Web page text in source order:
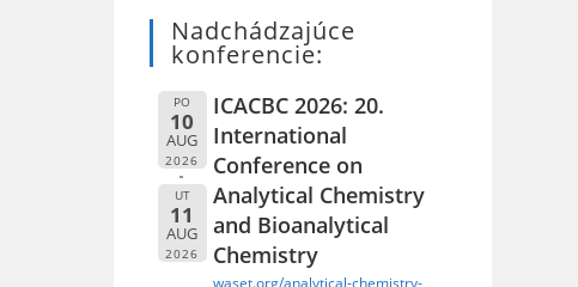
Nadchádzajúce
konferencie:
PO
10
AUG
2026
UT
11
AUG
2026
ICACBC 2026: 20.
International
Conference on
Analytical Chemistry
and Bioanalytical
Chemistry
waset.org/analytical-chemistry-